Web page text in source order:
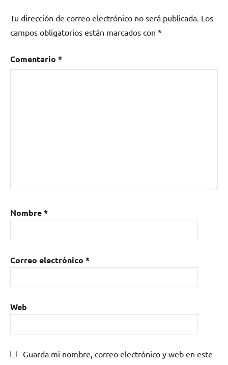
Tu dirección de correo electrónico no será publicada. Los
campos obligatorios están marcados con *
Comentario *
Nombre*
Correo electrónico *
Web
Guarda mi nombre, correo electrónico y web en este